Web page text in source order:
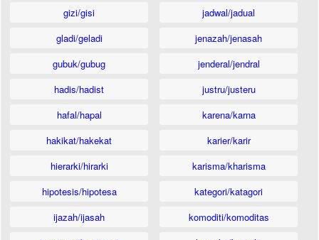
gizi/gisi
gladi/geladi
gubuk/gubug
hadis/hadist
hafal/hapal
hakikat/hakekat
hierarki/hirarki
hipotesis/hipotesa
ijazah/ijasah
jadwal/jadual
jenazah/jenasah
jenderal/jendral
justru/justeru
karena/karna
karier/karir
karisma/kharisma
kategori/katagori
komoditi/komoditas